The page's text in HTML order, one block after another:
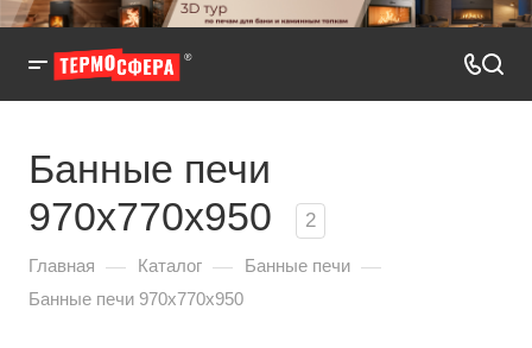
Банные печи
970x770x950
2
Главная — Каталог — Банные печи —
Банные печи 970x770x950